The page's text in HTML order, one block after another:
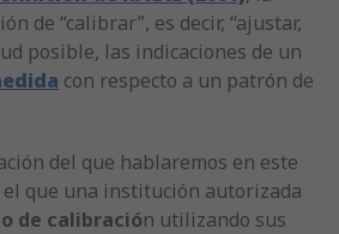
de “calibrar”, es decir, “ajustar,
posible, las indicaciones de un
con respecto a un patrón de
del que hablaremos en este
que una institución autorizada
de calibración utilizando sus